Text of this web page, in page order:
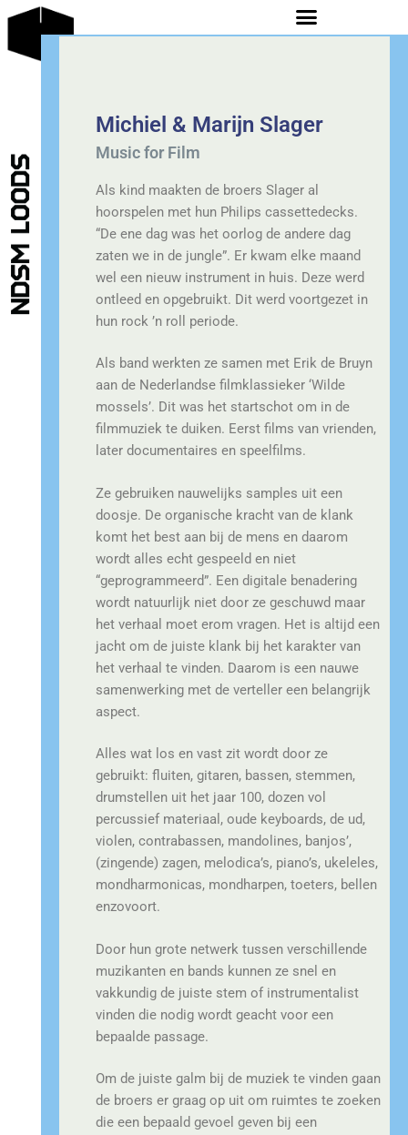
Michiel & Marijn Slager
Music for Film
Als kind maakten de broers Slager al
hoorspelen met hun Philips cassettedecks.
“De ene dag was het oorlog de andere dag
zaten we in de jungle”. Er kwam elke maand
wel een nieuw instrument in huis. Deze werd
ontleed en opgebruikt. Dit werd voortgezet in
hun rock ’n roll periode.
Als band werkten ze samen met Erik de Bruyn
aan de Nederlandse filmklassieker ‘Wilde
mossels’. Dit was het startschot om in de
filmmuziek te duiken. Eerst films van vrienden,
later documentaires en speelfilms.
Ze gebruiken nauwelijks samples uit een
doosje. De organische kracht van de klank
komt het best aan bij de mens en daarom
wordt alles echt gespeeld en niet
“geprogrammeerd”. Een digitale benadering
wordt natuurlijk niet door ze geschuwd maar
het verhaal moet erom vragen. Het is altijd een
jacht om de juiste klank bij het karakter van
het verhaal te vinden. Daarom is een nauwe
samenwerking met de verteller een belangrijk
aspect.
Alles wat los en vast zit wordt door ze
gebruikt: fluiten, gitaren, bassen, stemmen,
drumstellen uit het jaar 100, dozen vol
percussief materiaal, oude keyboards, de ud,
violen, contrabassen, mandolines, banjos’,
(zingende) zagen, melodica’s, piano’s, ukeleles,
mondharmonicas, mondharpen, toeters, bellen
enzovoort.
Door hun grote netwerk tussen verschillende
muzikanten en bands kunnen ze snel en
vakkundig de juiste stem of instrumentalist
vinden die nodig wordt geacht voor een
bepaalde passage.
Om de juiste galm bij de muziek te vinden gaan
de broers er graag op uit om ruimtes te zoeken
die een bepaald gevoel geven bij een